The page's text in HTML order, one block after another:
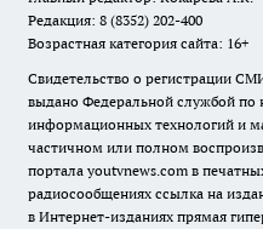
Редакция: 8 (8352) 202-400
Возрастная категория сайта: 16+
Свидетельство о регистрации
выдано Федеральной службой по
информационных технологий и
частичном или полном
портала youtvnews.com в
радиосообщениях ссылка на
в Интернет-изданиях прямая